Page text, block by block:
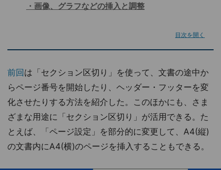
画像、グラフなどの挿入と調整
目次を開く
前回 は「セクション区切り」を使って、文書の途中か
らページ番号を開始したり、ヘッダー・フッターを変
化させたりする方法を紹介した。このほかにも、さま
ざまな用途に「セクション区切り」が活用できる。た
とえば、「ページ設定」を部分的に変更して、A4(縦)
の文書内にA4(横)のページを挿入することもできる。